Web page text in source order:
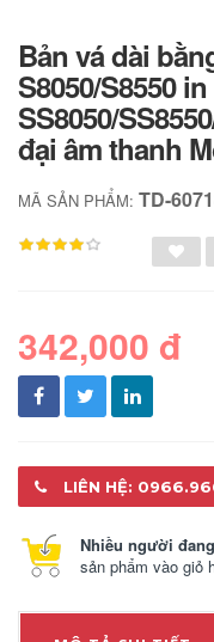
Bản vá dài
S8050/S8550
SS8050/
đại âm thanh
MÃ SẢN PHẨM: TD-
342,000 đ
LIÊN HỆ:
Nhiều người
sản phẩm vào giỏ